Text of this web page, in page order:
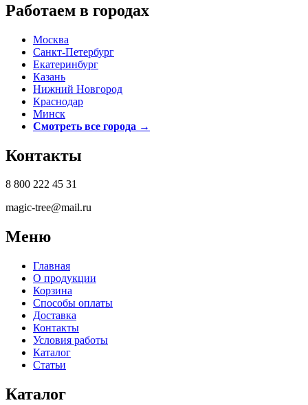
Работаем в городах
Москва
Санкт-Петербург
Екатеринбург
Казань
Нижний Новгород
Краснодар
Минск
Смотреть все города →
Контакты
8 800 222 45 31
magic-tree@mail.ru
Меню
Главная
О продукции
Корзина
Способы оплаты
Доставка
Контакты
Условия работы
Каталог
Статьи
Каталог